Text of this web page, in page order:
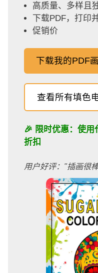
高质量、多样且
下载PDF，打印
促销价
下载我的PDF
查看所有填色
🎉 限时优惠：使用
折扣
用户好评："插画很